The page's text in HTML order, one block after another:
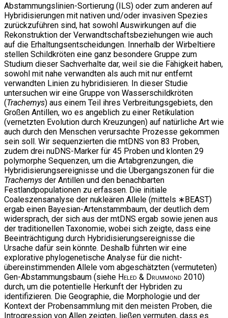
Abstammungslinien-Sortierung (ILS) oder zum anderen auf
Hybridisierungen mit nativen und/oder invasiven Spezies
zurückzuführen sind, hat sowohl Auswirkungen auf die
Rekonstruktion der Verwandtschaftsbeziehungen wie auch
auf die Erhaltungsentscheidungen. Innerhalb der Wirbeltiere
stellen Schildkröten eine ganz besondere Gruppe zum
Studium dieser Sachverhalte dar, weil sie die Fähigkeit haben,
sowohl mit nahe verwandten als auch mit nur entfernt
verwandten Linien zu hybridisieren. In dieser Studie
untersuchen wir eine Gruppe von Wasserschildkröten
(Trachemys) aus einem Teil ihres Verbreitungsgebiets, den
Großen Antillen, wo es angeblich zu einer Retikulation
(vernetzten Evolution durch Kreuzungen) auf natürliche Art wie
auch durch den Menschen verursachte Prozesse gekommen
sein soll. Wir sequenzierten die mtDNS von 83 Proben,
zudem drei nuDNS-Marker für 45 Proben und klonten 29
polymorphe Sequenzen, um die Artabgrenzungen, die
Hybridisierungsereignisse und die Übergangszonen für die
Trachemys der Antillen und den benachbarten
Festlandpopulationen zu erfassen. Die initiale
Coaleszensanalyse der nukleären Allele (mittels ∗BEAST)
ergab einen Bayesian-Artenstammbaum, der deutlich dem
widersprach, der sich aus der mtDNS ergab sowie jenen aus
der traditionellen Taxonomie, wobei sich zeigte, dass eine
Beeinträchtigung durch Hybridisierungsereignisse die
Ursache dafür sein könnte. Deshalb führten wir eine
explorative phylogenetische Analyse für die nicht-
übereinstimmenden Allele vom abgeschätzten (vermuteten)
Gen-Abstammungsbaum (siehe Heled & Drummond 2010)
durch, um die potentielle Herkunft der Hybriden zu
identifizieren. Die Geographie, die Morphologie und der
Kontext der Probensammlung mit den meisten Proben, die
Introgression von Allen zeigten, ließen vermuten, dass es